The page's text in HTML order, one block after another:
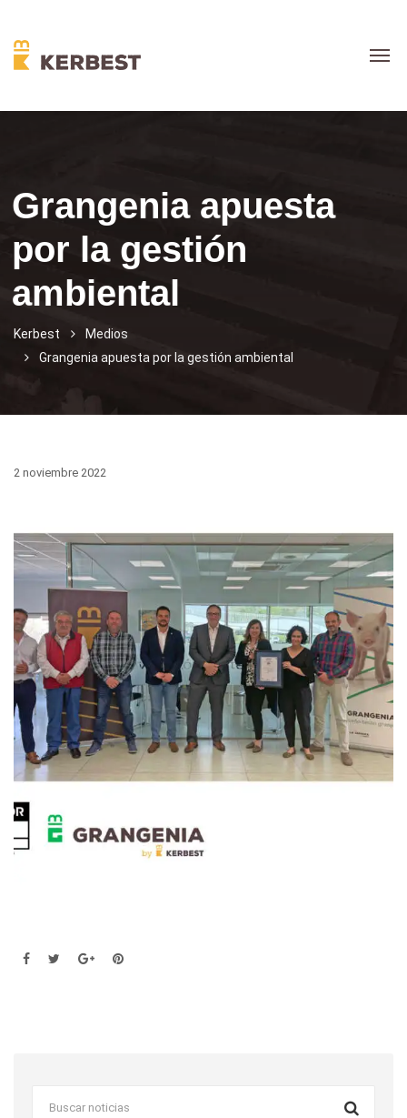
Grangenia apuesta
por la gestión
ambiental
Kerbest
Medios
Grangenia apuesta por la gestión ambiental
2 noviembre 2022